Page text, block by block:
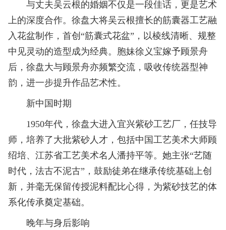
与丈夫吴云根的婚姻不仅是一段佳话，更是艺术
上的深度合作。徐盘大将吴云根擅长的筋囊器工艺融
入花盆制作，首创“筋囊式花盆”，以棱线清晰、规整
中见灵动的造型成为经典。胞妹徐义宝嫁予顾景舟
后，徐盘大与顾景舟亦频繁交流，吸收传统器型神
韵，进一步提升作品艺术性。
新中国时期
1950年代，徐盘大进入宜兴紫砂工艺厂，任技导
师，培养了大批紫砂人才，包括中国工艺美术大师顾
绍培、江苏省工艺美术名人潘持平等。她主张“艺随
时代，法古不泥古”，鼓励徒弟在继承传统基础上创
新，并毫无保留传授泥料配比心得，为紫砂技艺的体
系化传承奠定基础。
晚年与身后影响